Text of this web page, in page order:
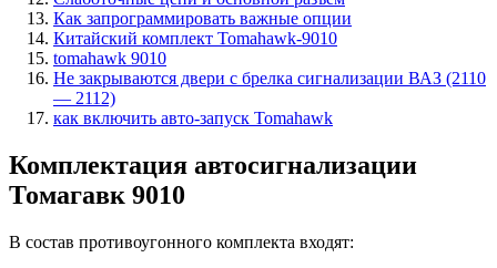
Как запрограммировать важные опции
Китайский комплект Tomahawk-9010
tomahawk 9010
Не закрываются двери с брелка сигнализации ВАЗ (2110
— 2112)
как включить авто-запуск Tomahawk
Комплектация автосигнализации
Томагавк 9010
В состав противоугонного комплекта входят: